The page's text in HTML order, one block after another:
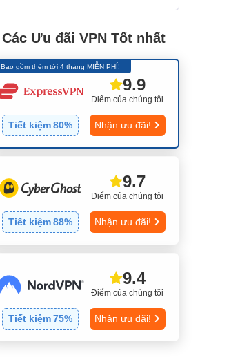
Các Ưu đãi VPN Tốt nhất
Bao gồm thêm tới 4 tháng MIỄN PHÍ!
Điểm của chúng tôi
9.9
Tiết kiệm80% Nhận ưu đãi!
Điểm của chúng tôi
9.7
Tiết kiệm88% Nhận ưu đãi!
Điểm của chúng tôi
9.4
Tiết kiệm75% Nhận ưu đãi!